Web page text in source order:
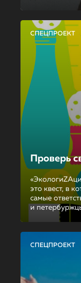
СПЕЦПРОЕКТ
Проверь
это квест, в
самые
и
СПЕЦПРОЕКТ